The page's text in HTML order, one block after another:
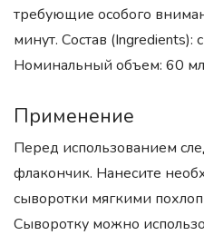
требующие особого
минут. Состав (Ingredients):
Номинальный объем: 60 мл
Применение
Перед использованием
флакончик. Нанесите
сыворотки мягкими
Сыворотку можно